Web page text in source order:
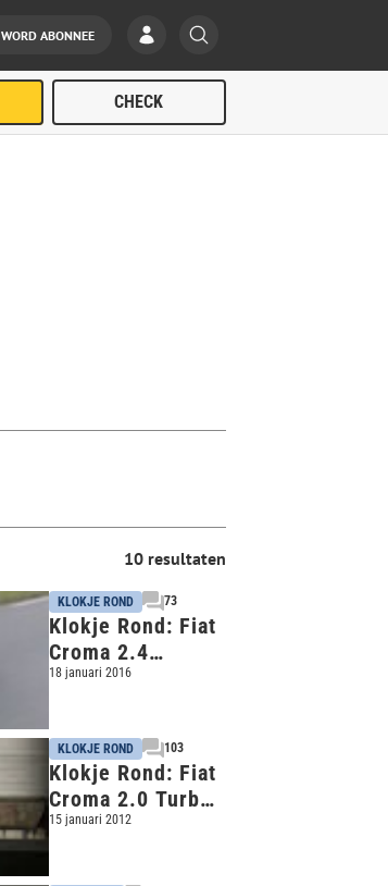
WORD ABONNEE
10 resultaten
KLOKJE ROND 73
Klokje Rond: Fiat
Croma 2.4
Multijet 200
km
18 januari 2016
KLOKJE ROND 103
Klokje Rond: Fiat
Croma 2.0 Turbo
D.i.d. (1994)
15 januari 2012